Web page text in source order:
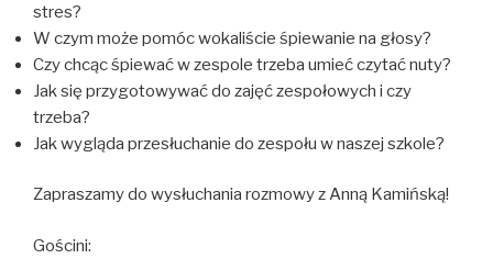
stres?
W czym może pomóc wokaliście śpiewanie na głosy?
Czy chcąc śpiewać w zespole trzeba umieć czytać nuty?
Jak się przygotowywać do zajęć zespołowych i czy
trzeba?
Jak wygląda przesłuchanie do zespołu w naszej szkole?
Zapraszamy do wysłuchania rozmowy z Anną Kamińską!
Gościni: